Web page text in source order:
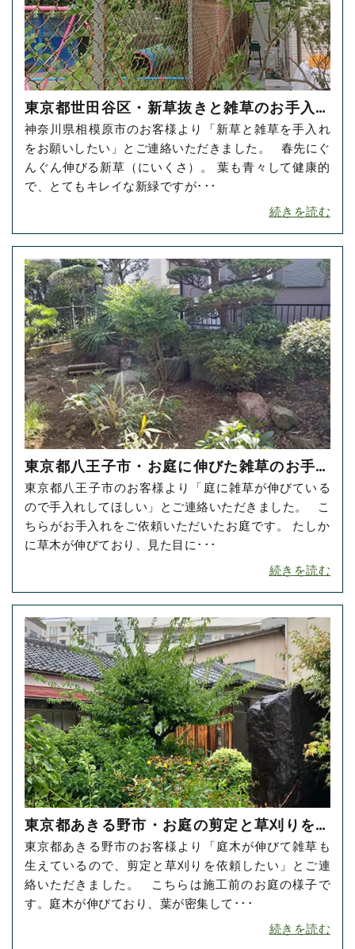
東京都世田谷区・新草抜きと雑草のお手入れ
をご依頼いただきました！
神奈川県相模原市のお客様より「新草と雑草を手入れ
をお願いしたい」とご連絡いただきました。 春先にぐ
んぐん伸びる新草（にいくさ）。 葉も青々して健康的
で、とてもキレイな新緑ですが･･･
続きを読む
東京都八王子市・お庭に伸びた雑草のお手入
れをご依頼いただきました！
東京都八王子市のお客様より「庭に雑草が伸びている
ので手入れしてほしい」とご連絡いただきました。 こ
ちらがお手入れをご依頼いただいたお庭です。 たしか
に草木が伸びており、見た目に･･･
続きを読む
東京都あきる野市・お庭の剪定と草刈りをご
依頼いただきました！
東京都あきる野市のお客様より「庭木が伸びて雑草も
生えているので、剪定と草刈りを依頼したい」とご連
絡いただきました。 こちらは施工前のお庭の様子で
す。庭木が伸びており、葉が密集して･･･
続きを読む